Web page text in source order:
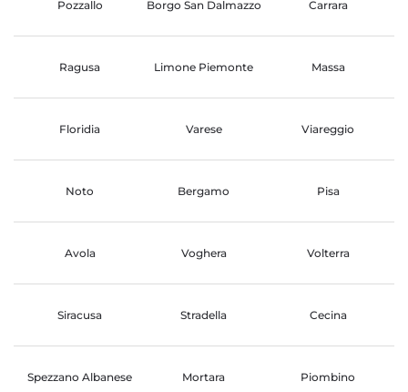
Pozzallo Borgo San Dalmazzo Carrara
Ragusa Limone Piemonte Massa
Floridia Varese Viareggio
Noto Bergamo Pisa
Avola Voghera Volterra
Siracusa Stradella Cecina
Spezzano Albanese Mortara Piombino